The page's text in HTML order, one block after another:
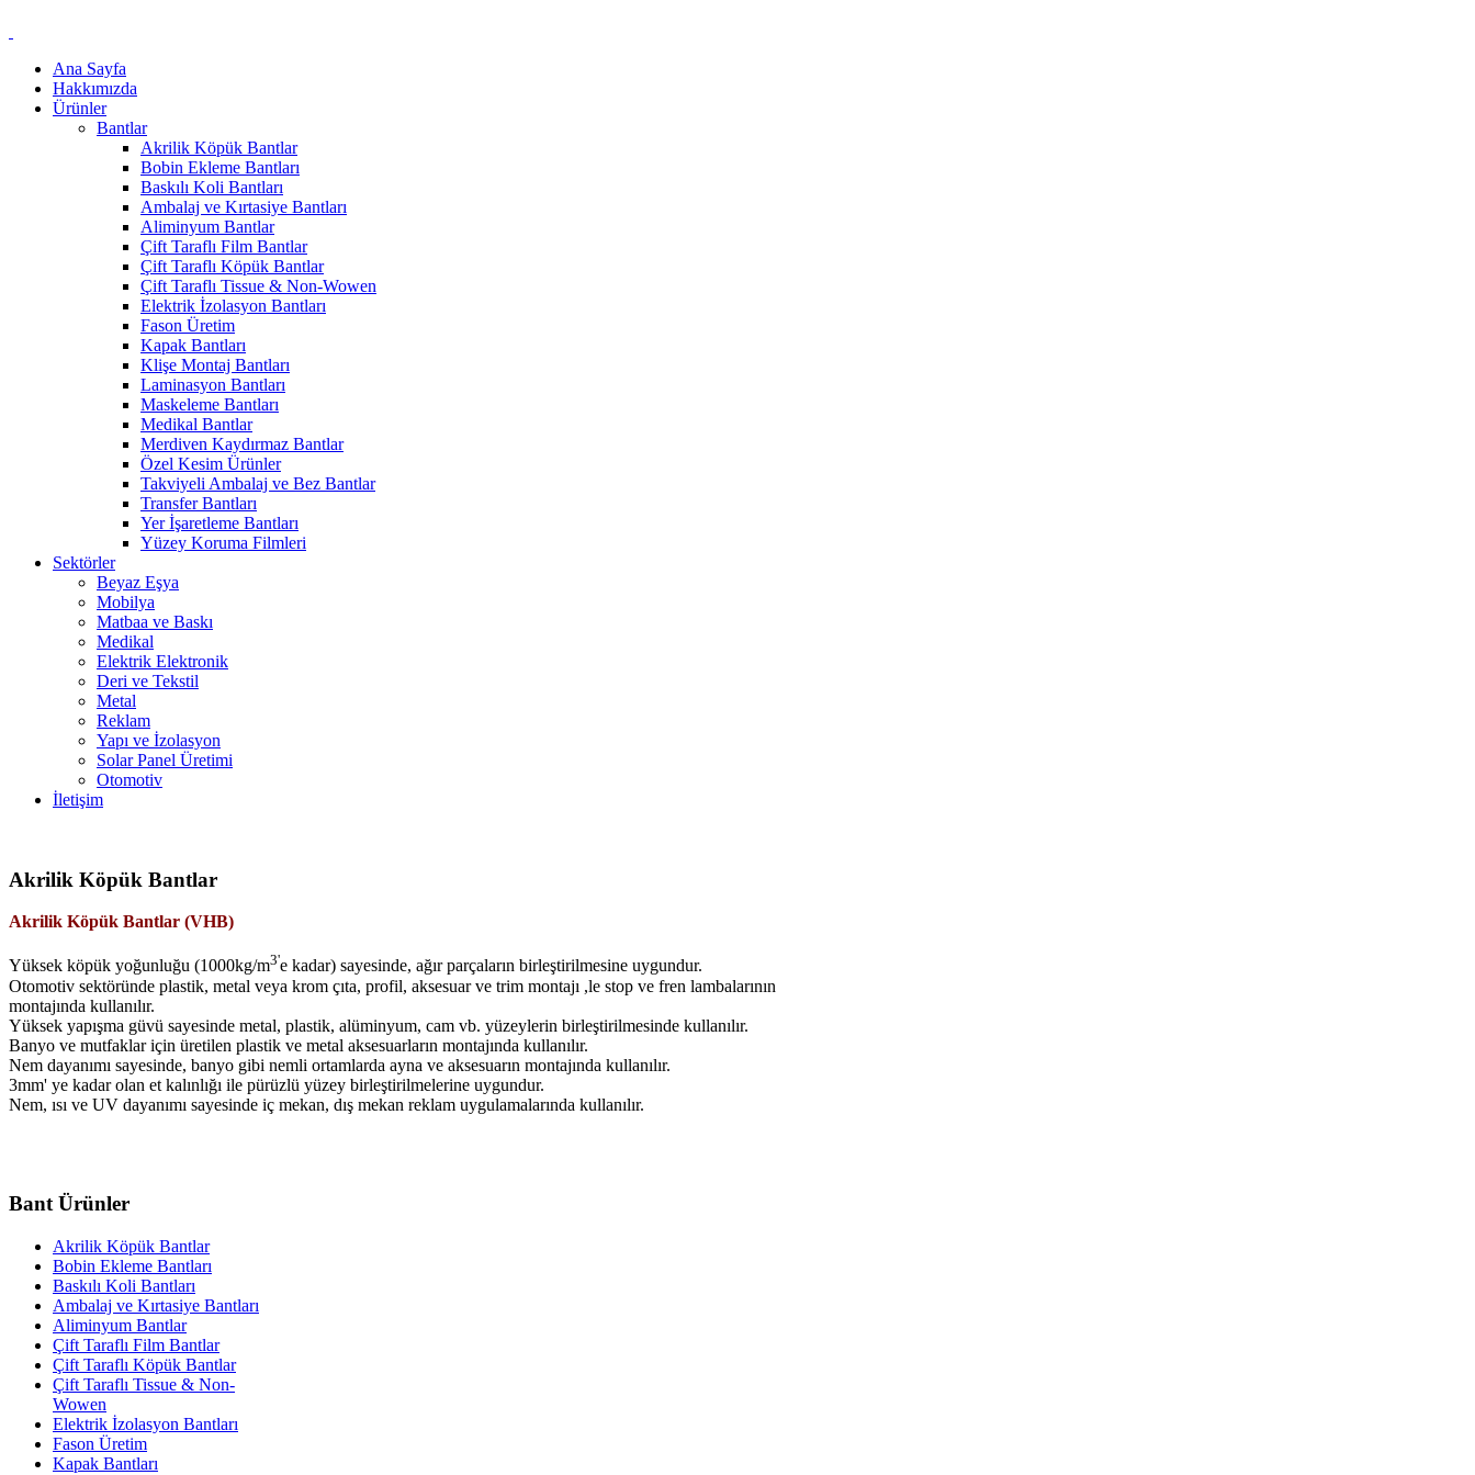
Ana Sayfa
Hakkımızda
Ürünler
Bantlar
Akrilik Köpük Bantlar
Bobin Ekleme Bantları
Baskılı Koli Bantları
Ambalaj ve Kırtasiye Bantları
Aliminyum Bantlar
Çift Taraflı Film Bantlar
Çift Taraflı Köpük Bantlar
Çift Taraflı Tissue & Non-Wowen
Elektrik İzolasyon Bantları
Fason Üretim
Kapak Bantları
Klişe Montaj Bantları
Laminasyon Bantları
Maskeleme Bantları
Medikal Bantlar
Merdiven Kaydırmaz Bantlar
Özel Kesim Ürünler
Takviyeli Ambalaj ve Bez Bantlar
Transfer Bantları
Yer İşaretleme Bantları
Yüzey Koruma Filmleri
Sektörler
Beyaz Eşya
Mobilya
Matbaa ve Baskı
Medikal
Elektrik Elektronik
Deri ve Tekstil
Metal
Reklam
Yapı ve İzolasyon
Solar Panel Üretimi
Otomotiv
İletişim
Akrilik Köpük Bantlar
Akrilik Köpük Bantlar (VHB)
Yüksek köpük yoğunluğu (1000kg/m3'e kadar) sayesinde, ağır parçaların birleştirilmesine uygundur.
Otomotiv sektöründe plastik, metal veya krom çıta, profil, aksesuar ve trim montajı ,le stop ve fren lambalarının
montajında kullanılır.
Yüksek yapışma güvü sayesinde metal, plastik, alüminyum, cam vb. yüzeylerin birleştirilmesinde kullanılır.
Banyo ve mutfaklar için üretilen plastik ve metal aksesuarların montajında kullanılır.
Nem dayanımı sayesinde, banyo gibi nemli ortamlarda ayna ve aksesuarın montajında kullanılır.
3mm' ye kadar olan et kalınlığı ile pürüzlü yüzey birleştirilmelerine uygundur.
Nem, ısı ve UV dayanımı sayesinde iç mekan, dış mekan reklam uygulamalarında kullanılır.
Bant Ürünler
Akrilik Köpük Bantlar
Bobin Ekleme Bantları
Baskılı Koli Bantları
Ambalaj ve Kırtasiye Bantları
Aliminyum Bantlar
Çift Taraflı Film Bantlar
Çift Taraflı Köpük Bantlar
Çift Taraflı Tissue & Non-
Wowen
Elektrik İzolasyon Bantları
Fason Üretim
Kapak Bantları